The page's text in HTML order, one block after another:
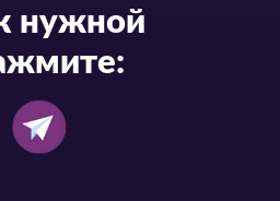
нужной